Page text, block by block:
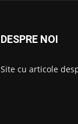
DESPRE NOI
Site cu articole